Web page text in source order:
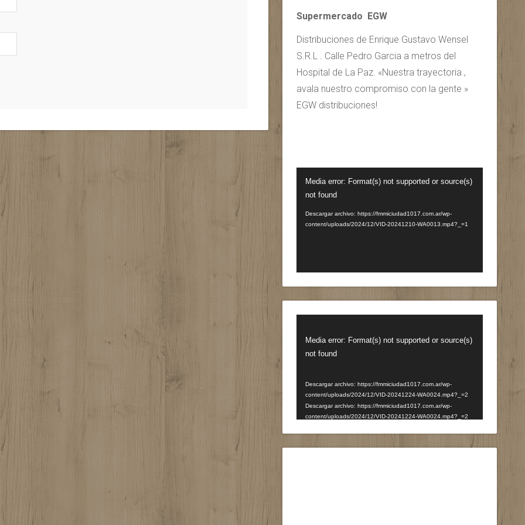
Supermercado EGW
Distribuciones de Enrique Gustavo Wensel
S.R.L . Calle Pedro Garcia a metros del
Hospital de La Paz. «Nuestra trayectoria ,
avala nuestro compromiso con la gente »
EGW distribuciones!
de
Media error: Format(s) not supported or source(s)
not found
Descargar archivo: https://fmmiciudad1017.com.ar/wp-
content/uploads/2024/12/VID-20241210-WA0013.mp4?_=1
de
vídeo
Media error: Format(s) not supported or source(s)
not found
Descargar archivo: https://fmmiciudad1017.com.ar/wp-
content/uploads/2024/12/VID-20241224-WA0024.mp4?_=2
Descargar archivo: https://fmmiciudad1017.com.ar/wp-
content/uploads/2024/12/VID-20241224-WA0024.mp4?_=2